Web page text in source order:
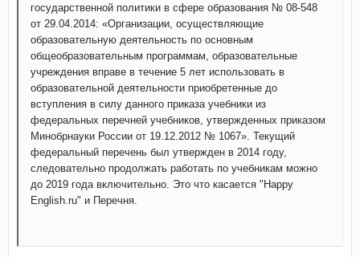
государственной политики в сфере образования № 08-548
от 29.04.2014: «Организации, осуществляющие
образовательную деятельность по основным
общеобразовательным программам, образовательные
учреждения вправе в течение 5 лет использовать в
образовательной деятельности приобретенные до
вступления в силу данного приказа учебники из
федеральных перечней учебников, утвержденных приказом
Минобрнауки России от 19.12.2012 № 1067». Текущий
федеральный перечень был утвержден в 2014 году,
следовательно продолжать работать по учебникам можно
до 2019 года включительно. Это что касается "Happy
English.ru" и Перечня.